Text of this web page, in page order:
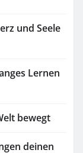
und Seele
Lernen
bewegt
deinen